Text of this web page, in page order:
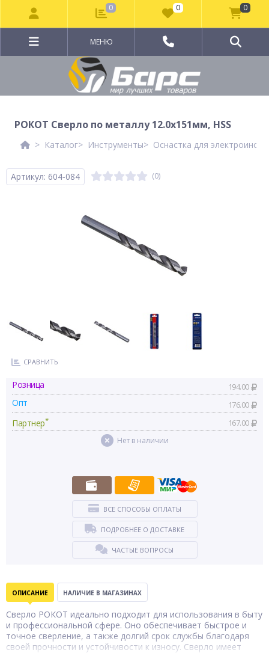
МЕНЮ
РОКОТ Сверло по металлу 12.0х151мм, HSS
Каталог Инструменты Оснастка для
Артикул: 604-084 (0)
СРАВНИТЬ
Розница 194.00
Опт 176.00
Партнер* 167.00
Нет в наличии
ВСЕ СПОСОБЫ ОПЛАТЫ
ПОДРОБНЕЕ О ДОСТАВКЕ
ЧАСТЫЕ ВОПРОСЫ
ОПИСАНИЕ НАЛИЧИЕ В МАГАЗИНАХ
Сверло РОКОТ идеально подходит для использования в быту
и профессиональной сфере. Оно обеспечивает быстрое и
точное сверление, а также долгий срок службы благодаря
своей прочности и устойчивости к износу. Сверло имеет
0 0 0